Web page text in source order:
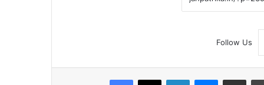
Follow Us
Facebook
X LinkedInMessenger
Share via Email